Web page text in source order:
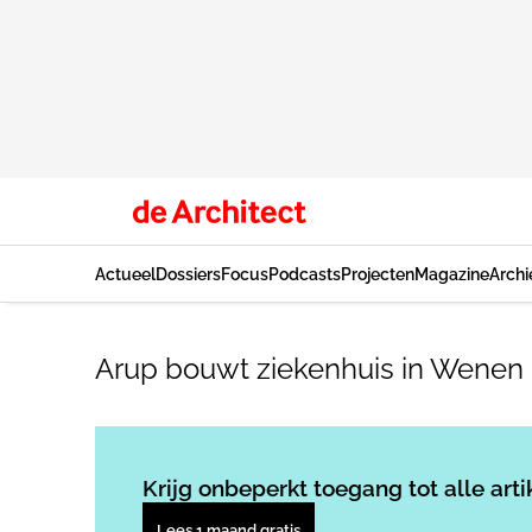
ActueelDossiersFocusPodcastsProjectenMagazine
Arup bouwt ziekenhuis in Wenen
Krijg onbeperkt toegang tot alle